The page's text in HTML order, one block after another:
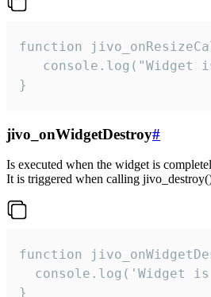
function
console.log("Widget
}
jivo_onWidgetDestroy#
Is executed when the widget is
It is triggered when calling
function
console.log('Widget
}